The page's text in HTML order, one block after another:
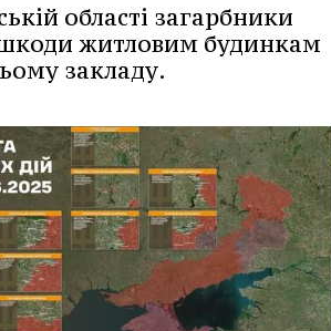
області загарбники
житловим будинкам
закладу.